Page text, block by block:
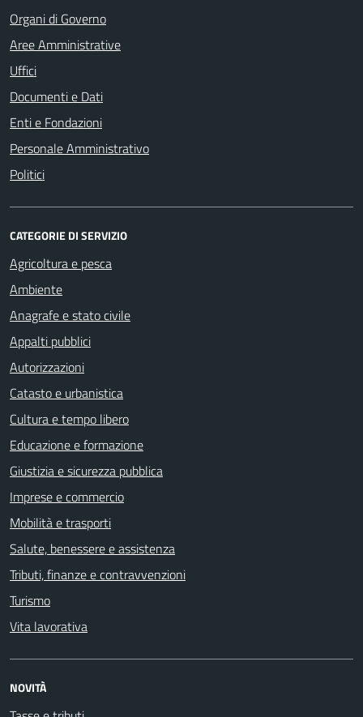
Organi di Governo
Aree Amministrative
Uffici
Documenti e Dati
Enti e Fondazioni
Personale Amministrativo
Politici
CATEGORIE DI SERVIZIO
Agricoltura e pesca
Ambiente
Anagrafe e stato civile
Appalti pubblici
Autorizzazioni
Catasto e urbanistica
Cultura e tempo libero
Educazione e formazione
Giustizia e sicurezza pubblica
Imprese e commercio
Mobilità e trasporti
Salute, benessere e assistenza
Tributi, finanze e contravvenzioni
Turismo
Vita lavorativa
NOVITÀ